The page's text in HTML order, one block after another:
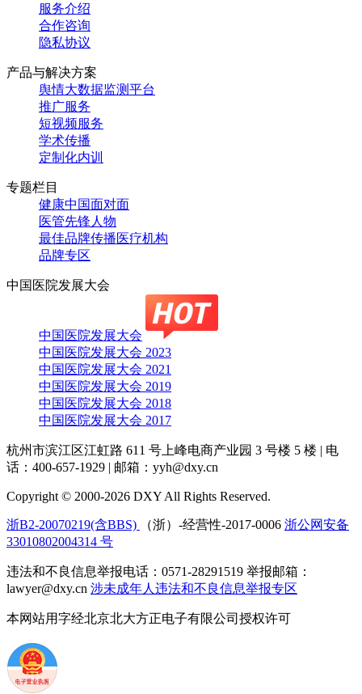
服务介绍
合作咨询
隐私协议
产品与解决方案
舆情大数据监测平台
推广服务
短视频服务
学术传播
定制化内训
专题栏目
健康中国面对面
医管先锋人物
最佳品牌传播医疗机构
品牌专区
中国医院发展大会
中国医院发展大会
中国医院发展大会 2023
中国医院发展大会 2021
中国医院发展大会 2019
中国医院发展大会 2018
中国医院发展大会 2017
杭州市滨江区江虹路 611 号上峰电商产业园 3 号楼 5 楼 | 电
话：400-657-1929 | 邮箱：yyh@dxy.cn
Copyright © 2000-2026 DXY All Rights Reserved.
浙B2-20070219(含BBS) （浙）-经营性-2017-0006 浙公网安备
33010802004314 号
违法和不良信息举报电话：0571-28291519 举报邮箱：
lawyer@dxy.cn 涉未成年人违法和不良信息举报专区
本网站用字经北京北大方正电子有限公司授权许可